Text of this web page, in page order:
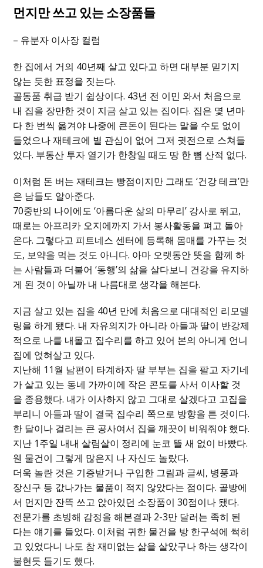
먼지만 쓰고 있는 소장품들
– 유분자 이사장 컬럼
한 집에서 거의 40년째 살고 있다고 하면 대부분 믿기지
않는 듯한 표정을 짓는다.
골동품 취급 받기 쉽상이다. 43년 전 이민 와서 처음으로
내 집을 장만한 것이 지금 살고 있는 집이다. 집은 몇 년마
다 한 번씩 옮겨야 나중에 큰돈이 된다는 말을 수도 없이
들었으나 재테크에 별 관심이 없어 그저 귓전으로 스쳐들
었다. 부동산 투자 열기가 한창일 때도 땅 한 뼘 산적 없다.
이처럼 돈 버는 재테크는 빵점이지만 그래도 ‘건강 테크’만
은 남들도 알아준다.
70중반의 나이에도 ‘아름다운 삶의 마무리’ 강사로 뛰고,
때로는 아프리카 오지에까지 가서 봉사활동을 펴고 돌아
온다. 그렇다고 피트네스 센터에 등록해 몸매를 가꾸는 것
도, 보약을 먹는 것도 아니다. 아마 오랫동안 뜻을 함께 하
는 사람들과 더불어 ‘동행’의 삶을 살다보니 건강을 유지하
게 된 것이 아닐까 내 나름대로 생각을 해본다.
지금 살고 있는 집을 40년 만에 처음으로 대대적인 리모델
링을 하게 됐다. 내 자유의지가 아니라 아들과 딸이 반강제
적으로 나를 내몰고 집수리를 하고 있어 본의 아니게 언니
집에 얹혀살고 있다.
지난해 11월 남편이 타계하자 딸 부부는 집을 팔고 자기네
가 살고 있는 동네 가까이에 작은 콘도를 사서 이사할 것
을 종용했다. 내가 이사하지 않고 그대로 살겠다고 고집을
부리니 아들과 딸이 결국 집수리 쪽으로 방향을 튼 것이다.
한 달이나 걸리는 큰 공사여서 집을 깨끗이 비워줘야 했다.
지난 1주일 내내 살림살이 정리에 눈코 뜰 새 없이 바빴다.
웬 물건이 그렇게 많은지 나 자신도 놀랐다.
더욱 놀란 것은 기증받거나 구입한 그림과 글씨, 병풍과
장신구 등 값나가는 물품이 적지 않았다는 점이다. 골방에
서 먼지만 잔뜩 쓰고 앉아있던 소장품이 30점이나 됐다.
전문가를 초빙해 감정을 해본결과 2-3만 달러는 족히 된
다는 얘기를 들었다. 이처럼 귀한 물건을 방 한구석에 썩히
고 있었다니 나도 참 재미없는 삶을 살았구나 하는 생각이
불현듯 들기도 했다.